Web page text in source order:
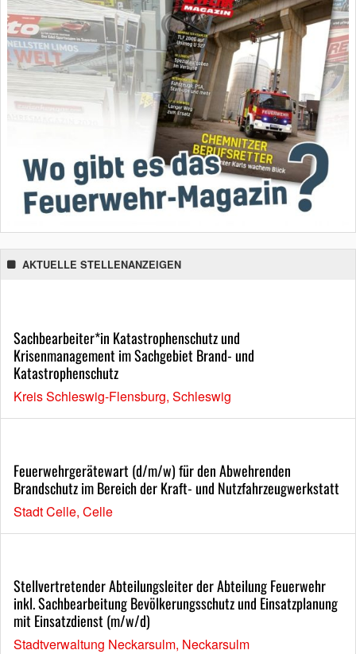
AKTUELLE STELLENANZEIGEN
Sachbearbeiter*in Katastrophenschutz und
Krisenmanagement im Sachgebiet Brand- und
Katastrophenschutz
Kreis Schleswig-Flensburg, Schleswig
Feuerwehrgerätewart (d/m/w) für den Abwehrenden
Brandschutz im Bereich der Kraft- und Nutzfahrzeugwerkstatt
Stadt Celle, Celle
Stellvertretender Abteilungsleiter der Abteilung Feuerwehr
inkl. Sachbearbeitung Bevölkerungsschutz und Einsatzplanung
mit Einsatzdienst (m/w/d)
Stadtverwaltung Neckarsulm, Neckarsulm